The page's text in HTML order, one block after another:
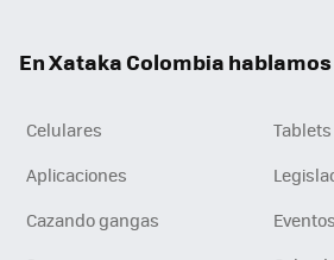
En Xataka Colombia
Celulares
Tablets
Aplicaciones
Cazando gangas
Eventos